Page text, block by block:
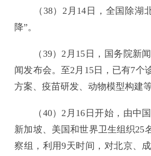
（38）2月14日，全国除湖
降”。
（39）2月15日，国务院新闻
闻发布会。至2月15日，已有7个
方案、疫苗研发、动物模型构建
（40）2月16日开始，由中国
新加坡、美国和世界卫生组织25
察组，利用9天时间，对北京、